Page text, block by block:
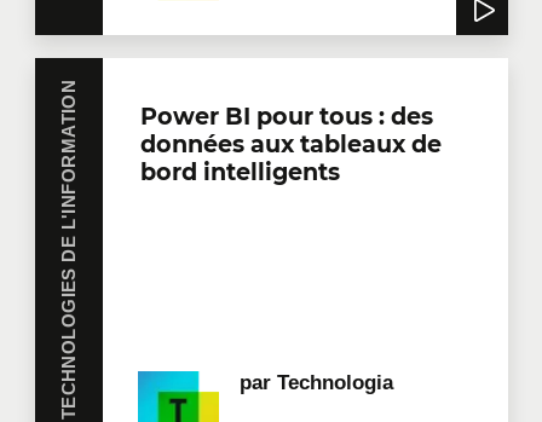
TECHNOLOGIES DE L'INFORMATION
Power BI pour tous : des
données aux tableaux de
bord intelligents
parTechnologia